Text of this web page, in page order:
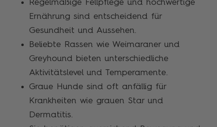
Regelmäßige Fellpflege und hochwertige
Ernährung sind entscheidend für
Gesundheit und Aussehen.
Beliebte Rassen wie Weimaraner und
Greyhound bieten unterschiedliche
Aktivitätslevel und Temperamente.
Graue Hunde sind oft anfällig für
Krankheiten wie grauen Star und
Dermatitis.